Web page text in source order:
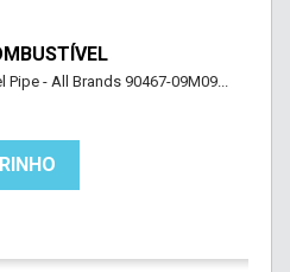
Pipe - All Brands 90467-09M09...